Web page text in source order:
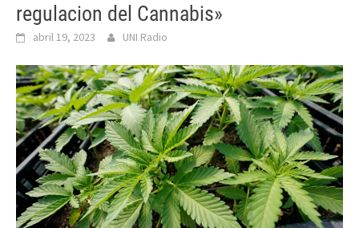
regulacion del Cannabis»
abril 19, 2023 UNI Radio